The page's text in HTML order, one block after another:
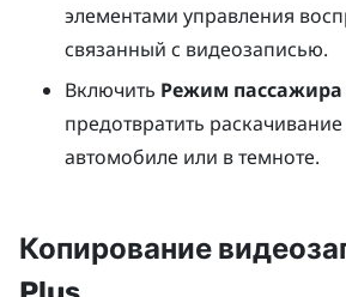
элементами управления
связанный с видеозаписью.
Включить Режим пассажира
предотвратить
автомобиле или в темноте.
Копирование